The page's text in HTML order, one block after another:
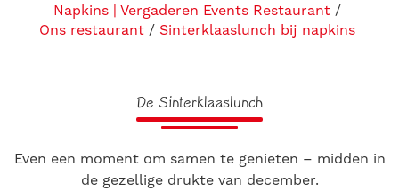
Napkins | Vergaderen Events Restaurant
Ons restaurant
Sinterklaaslunch bij napkins
De Sinterklaaslunch
Even een moment om samen te genieten – midden in
de gezellige drukte van december.